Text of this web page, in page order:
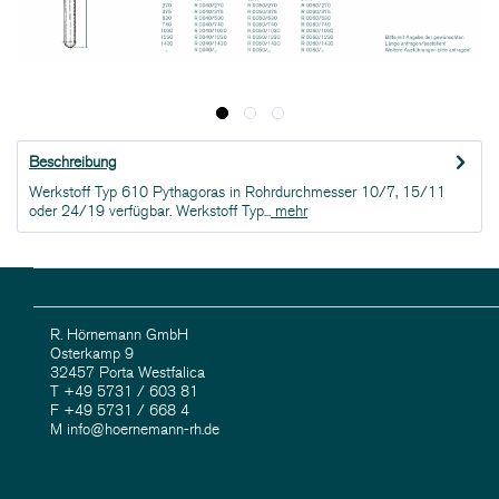
Beschreibung
Werkstoff Typ 610 Pythagoras in Rohrdurchmesser 10/7, 15/11
oder 24/19 verfügbar. Werkstoff Typ... mehr
R. Hörnemann GmbH
Osterkamp 9
32457 Porta Westfalica
T +49 5731 / 603 81
F +49 5731 / 668 4
M info@hoernemann-rh.de